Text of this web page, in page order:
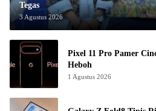
Tegas
3 Agustus 2026
Pixel 11 Pro Pamer
Heboh
1 Agustus 2026